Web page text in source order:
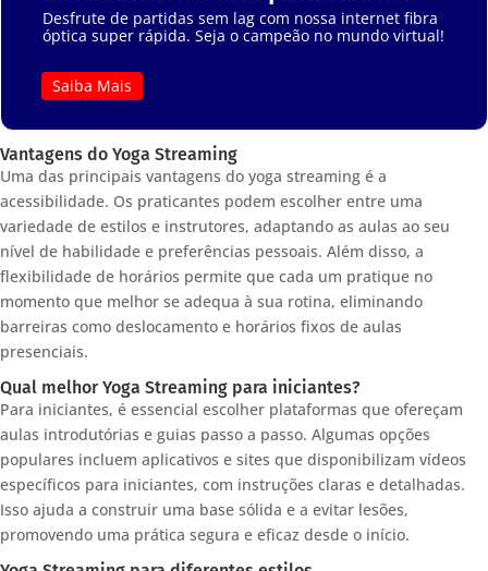
Desfrute de partidas sem lag com nossa internet fibra
óptica super rápida. Seja o campeão no mundo virtual!
Saiba Mais
Vantagens do Yoga Streaming
Uma das principais vantagens do yoga streaming é a
acessibilidade. Os praticantes podem escolher entre uma
variedade de estilos e instrutores, adaptando as aulas ao seu
nível de habilidade e preferências pessoais. Além disso, a
flexibilidade de horários permite que cada um pratique no
momento que melhor se adequa à sua rotina, eliminando
barreiras como deslocamento e horários fixos de aulas
presenciais.
Qual melhor Yoga Streaming para iniciantes?
Para iniciantes, é essencial escolher plataformas que ofereçam
aulas introdutórias e guias passo a passo. Algumas opções
populares incluem aplicativos e sites que disponibilizam vídeos
específicos para iniciantes, com instruções claras e detalhadas.
Isso ajuda a construir uma base sólida e a evitar lesões,
promovendo uma prática segura e eficaz desde o início.